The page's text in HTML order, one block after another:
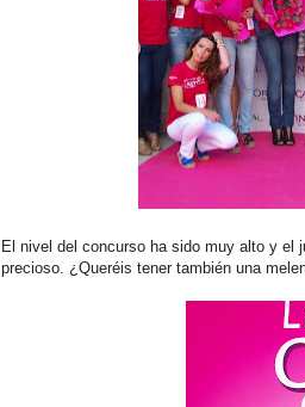
El nivel del concurso ha sido muy alto y el
precioso. ¿Queréis tener también una